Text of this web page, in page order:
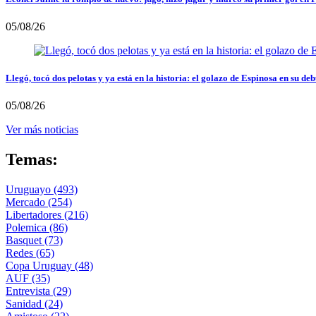
05/08/26
Llegó, tocó dos pelotas y ya está en la historia: el golazo de Espinosa en su
05/08/26
Ver más noticias
Temas:
Uruguayo (493)
Mercado (254)
Libertadores (216)
Polemica (86)
Basquet (73)
Redes (65)
Copa Uruguay (48)
AUF (35)
Entrevista (29)
Sanidad (24)